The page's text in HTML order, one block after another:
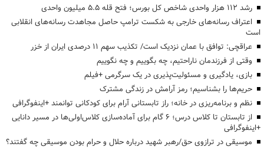
رشد ۱۱۲ هزار واحدی شاخص کل بورس؛ فتح قله ۵.۵ میلیون واحدی
اعتراف رسانه‌های خارجی به شکست ترامپ حاصل مجاهدت رسانه‌های انقلابی
است
عراقچی: توافق با عمان نزدیک است/ تکذیب سهم ۱۱ درصدی ایران از خزر
وقتی از فرزندمان ناراحتیم، چه بگوییم و چه نگوییم
بازی، یادگیری و مسئولیت‌پذیری در یک سرگرمی +فیلم
حریم‌ها را بشناسیم؛ رمز آرامش در زندگی مشترک
نظم و برنامه‌ریزی در خانه؛ راز تابستانی آرام برای کودکانی توانمند +اینفوگرافی
از تابستان تا کلاس درس؛ ۶ گام برای آماده‌سازی کلاس‌اولی‌ها در مسیر دانایی
+اینفوگرافی
موسیقی در ترازوی حق/رهبر شهید درباره حلال و حرام بودن موسیقی چه گفتند؟